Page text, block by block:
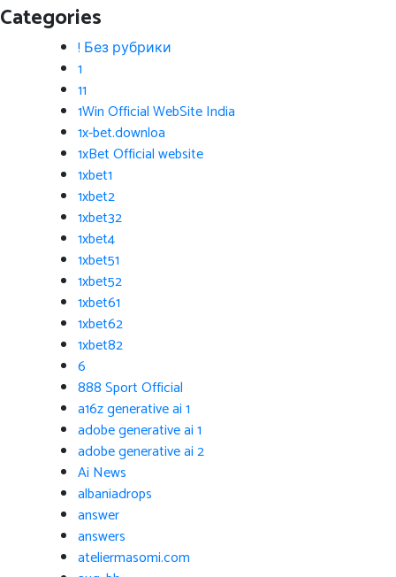
Categories
! Без рубрики
1
11
1Win Official WebSite India
1x-bet.downloa
1xBet Official website
1xbet1
1xbet2
1xbet32
1xbet4
1xbet51
1xbet52
1xbet61
1xbet62
1xbet82
6
888 Sport Official
a16z generative ai 1
adobe generative ai 1
adobe generative ai 2
Ai News
albaniadrops
answer
answers
ateliermasomi.com